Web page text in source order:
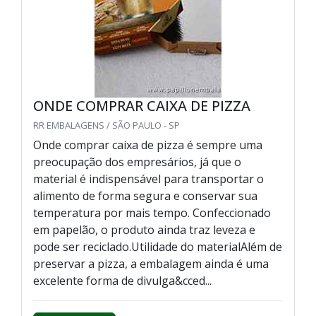
ONDE COMPRAR CAIXA DE PIZZA
RR EMBALAGENS / SÃO PAULO - SP
Onde comprar caixa de pizza é sempre uma
preocupação dos empresários, já que o
material é indispensável para transportar o
alimento de forma segura e conservar sua
temperatura por mais tempo. Confeccionado
em papelão, o produto ainda traz leveza e
pode ser reciclado.Utilidade do materialAlém de
preservar a pizza, a embalagem ainda é uma
excelente forma de divulga&cced...